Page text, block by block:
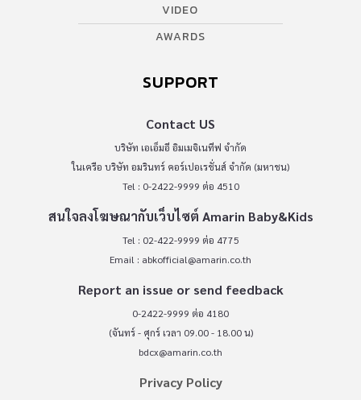
VIDEO
AWARDS
SUPPORT
Contact US
บริษัท เอเอ็มอี อิมเมจิเนทีฟ จำกัด
ในเครือ บริษัท อมรินทร์ คอร์เปอเรชั่นส์ จำกัด (มหาชน)
Tel : 0-2422-9999 ต่อ 4510
สนใจลงโฆษณากับเว็บไซต์ Amarin Baby&Kids
Tel : 02-422-9999 ต่อ 4775
Email : abkofficial@amarin.co.th
Report an issue or send feedback
0-2422-9999 ต่อ 4180
(จันทร์ - ศุกร์ เวลา 09.00 - 18.00 น)
bdcx@amarin.co.th
Privacy Policy